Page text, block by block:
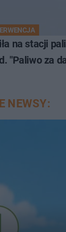
na stacji
"Paliwo za
NEWSY: